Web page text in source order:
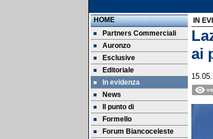
HOME
Partners Commerciali
Auronzo
Esclusive
Editoriale
In evidenza
News
Il punto di
Formello
Forum Biancoceleste
IN
ai